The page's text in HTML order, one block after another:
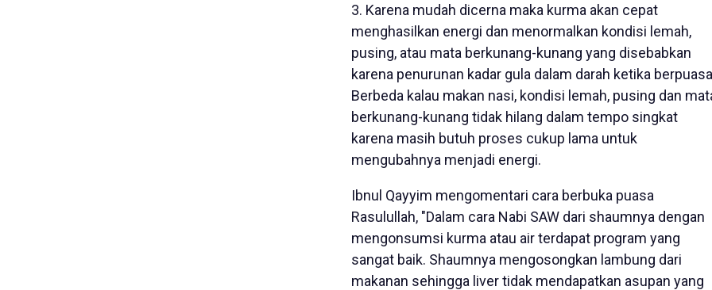
3. Karena mudah dicerna maka kurma akan cepat
menghasilkan energi dan menormalkan kondisi lemah,
pusing, atau mata berkunang-kunang yang disebabkan
karena penurunan kadar gula dalam darah ketika
Berbeda kalau makan nasi, kondisi lemah, pusing dan
berkunang-kunang tidak hilang dalam tempo singkat
karena masih butuh proses cukup lama untuk
mengubahnya menjadi energi.
Ibnul Qayyim mengomentari cara berbuka puasa
Rasulullah, "Dalam cara Nabi SAW dari shaumnya dengan
mengonsumsi kurma atau air terdapat program yang
sangat baik. Shaumnya mengosongkan lambung dari
makanan sehingga liver tidak mendapatkan asupan yang